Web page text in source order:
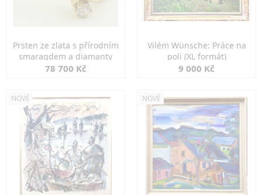
Prsten ze zlata s přírodním
smaragdem a diamanty
78 700 Kč
Vilém Wünsche: Práce na
poli (XL formát)
9 000 Kč
NOVÉ NOVÉ